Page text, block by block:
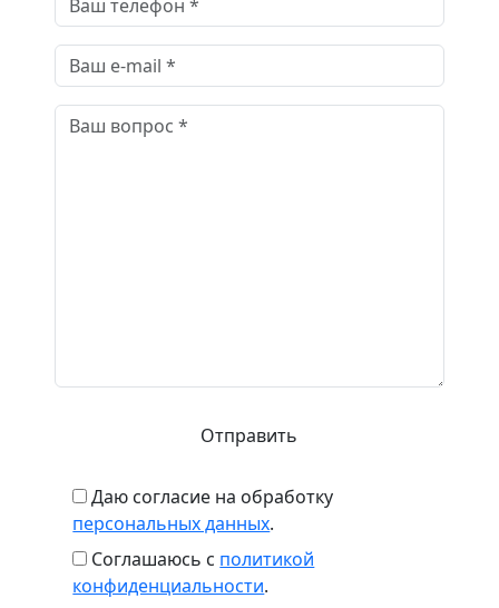
Даю согласие на обработку
персональных данных.
Соглашаюсь с политикой
конфиденциальности.